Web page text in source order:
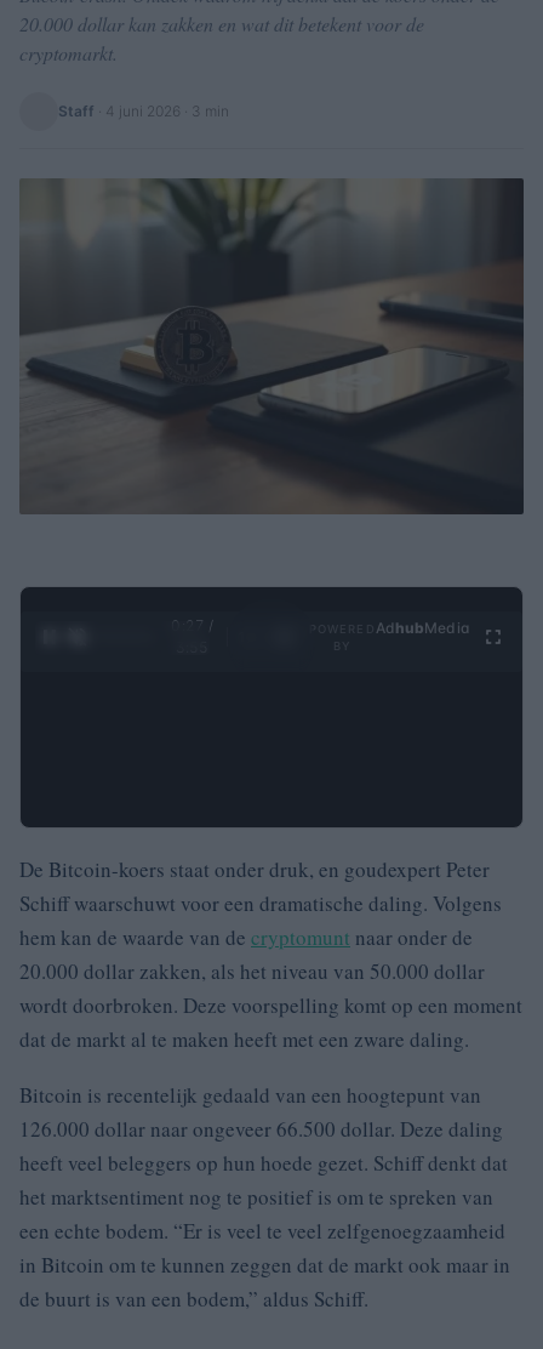
20.000 dollar kan zakken en wat dit betekent voor de
cryptomarkt.
Staff 4 juni 2026 · 3 min
0:28 /
Ad hubMedia
De Bitcoin-koers staat onder druk, en goudexpert Peter
Schiff waarschuwt voor een dramatische daling. Volgens
hem kan de waarde van de cryptomunt naar onder de
20.000 dollar zakken, als het niveau van 50.000 dollar
wordt doorbroken. Deze voorspelling komt op een moment
dat de markt al te maken heeft met een zware daling.
Bitcoin is recentelijk gedaald van een hoogtepunt van
126.000 dollar naar ongeveer 66.500 dollar. Deze daling
heeft veel beleggers op hun hoede gezet. Schiff denkt dat
het marktsentiment nog te positief is om te spreken van
een echte bodem. “Er is veel te veel zelfgenoegzaamheid
in Bitcoin om te kunnen zeggen dat de markt ook maar in
de buurt is van een bodem,” aldus Schiff.